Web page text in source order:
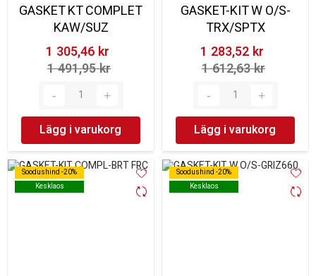
GASKET KT COMPLET
KAW/SUZ
1 305,46 kr‎
1 491,95 kr‎
Lägg i varukorg
GASKET-KIT W O/S-
TRX/SPTX
1 283,52 kr‎
1 612,63 kr‎
Lägg i varukorg
Soodushind -20%
Kesklaos
Soodushind -20%
Kesklaos
Soodushind -20%
Kesklaos
Soodushind -20%
Kesklaos